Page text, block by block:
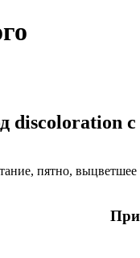
discoloration
пятно, выцветшее